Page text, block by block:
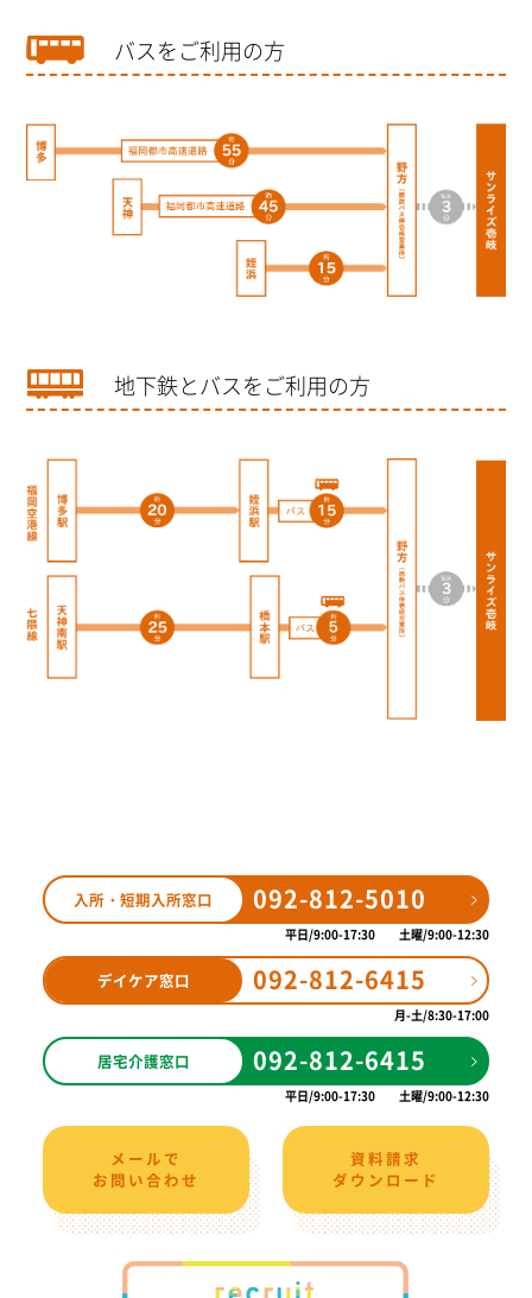
バスをご利用の方
地下鉄とバスをご利用の方
入所・短期入所窓口 092-812-5010
平日 9:00-17:30 土曜 9:00-12:30
デイケア窓口 092-812-6415
月-土 8:30-17:00
居宅介護窓口 092-812-6415
平日 9:00-17:30 土曜 9:00-12:30
メールで
お問い合わせ
資料請求
ダウンロード